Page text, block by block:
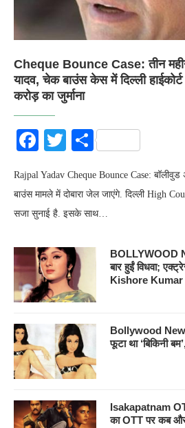
Cheque Bounce Case: तीन
यादव, चेक बाउंस केस में दिल्ली
करोड़ का जुर्माना
Facebook
Twitter
Share
Rajpal Yadav Cheque Bounce Case:
बाउंस मामले में दोबारा जेल जाएंगे. दिल्ली High
सजा सुनाई है. इसके साथ…
BOLLYWOOD
बार हुईं विधवा;
Kishore Kumar
Bollywood
फूटा था ‘बिकिनी
Isakapatnam
का OTT पर कब और